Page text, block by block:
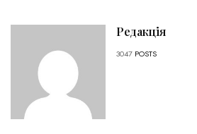
Редакція
3047 POSTS